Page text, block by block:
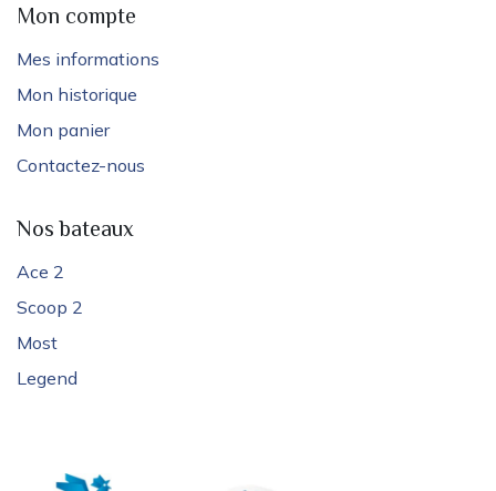
Mon compte
Mes informations
Mon historique
Mon panier
Contactez-nous
Nos bateaux
Ace 2
Scoop 2
Most
Legend